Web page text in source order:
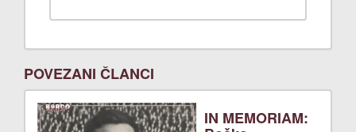
POVEZANI ČLANCI
IN MEMORIAM: